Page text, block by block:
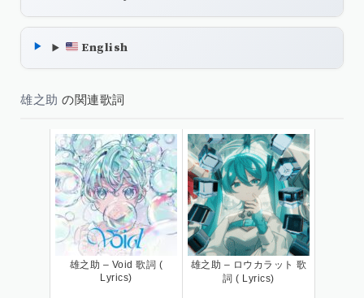
English
雄之助 の関連歌詞
雄之助 – Void 歌詞 (
Lyrics)
雄之助 – ロウカラット 歌
詞 ( Lyrics)